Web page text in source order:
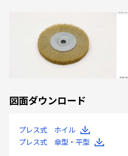
図面ダウンロード
プレス式 ホイル
プレス式 傘型・平型